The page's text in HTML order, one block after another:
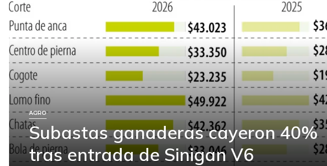
AGRO
Subastas ganaderas cayeron 40%
tras entrada de Sinigan V6